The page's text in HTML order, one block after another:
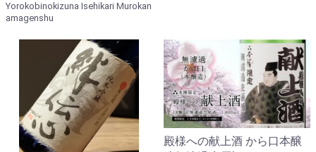
Yorokobinokizuna Isehikari Murokan
amagenshu
殿様への献上酒 から口本醸